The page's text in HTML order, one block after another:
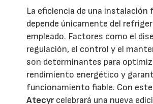
La eficiencia de una instalación
depende únicamente del
empleado. Factores como el
regulación, el control y el
son determinantes para
rendimiento energético y
funcionamiento fiable. Con
Atecyrcelebrará una nueva